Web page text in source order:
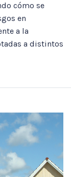
cómo se
en
a la
a distintos